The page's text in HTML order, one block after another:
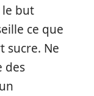
le but
ce que
sucre. Ne
des